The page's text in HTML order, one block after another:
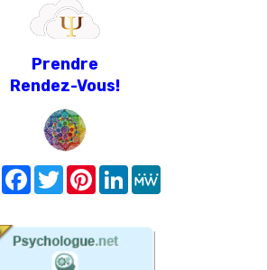
Prendre
Rendez-Vous!
Share FacebookTwitterPinterest
LinkedIn